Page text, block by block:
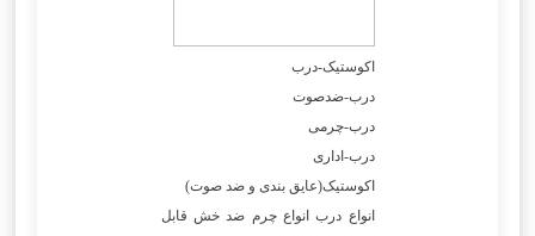
اکوستیک-درب
درب-ضدصوت
درب-چرمی
درب-اداری
اکوستیک(عایق بندی و ضد صوت)
انواع درب انواع چرم ضد خش قابل